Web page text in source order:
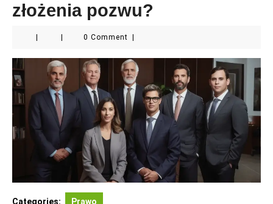
złożenia pozwu?
0 Comment
Categories: Prawo